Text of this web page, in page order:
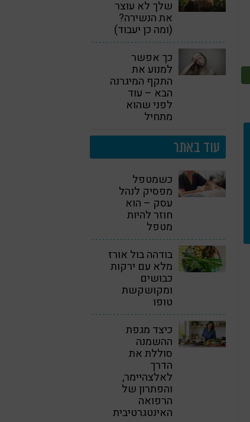
שלך לא עוצר
את הנשירה?
(ומה כן יעבוד)
כך אפשר
למנוע את
התקף המיגרנה
הבא – עוד
לפני שהוא
מתחיל
עוד באתר
כשמטפל
מפסיק לנהל
עסק – הוא
חוזר להיות
מטפל
בודהה בול אורז
מלא עם ירקות
כבושים
ומקושקשת
טופו
כיצד מגפת
ההשמנה
סוללת את
הדרך
לאלצהיימר,
והפתרון של
הרפואה
האינטגרטיבית